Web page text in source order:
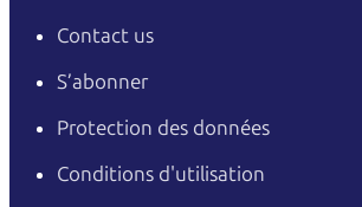
Contact us
S’abonner
Protection des données
Conditions d'utilisation